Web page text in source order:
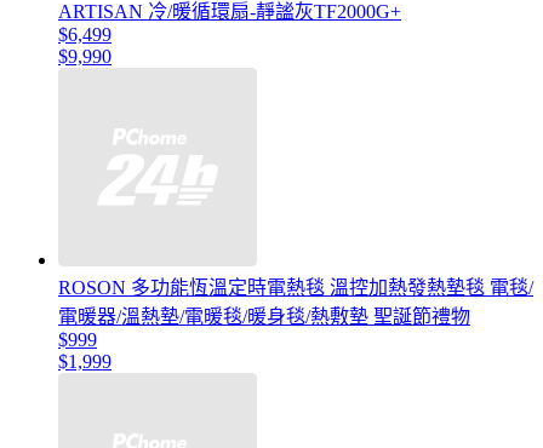
ARTISAN 冷/暖循環扇-靜謐灰TF2000G+
$6,499
$9,990
ROSON 多功能恆溫定時電熱毯 溫控加熱發熱墊毯 電毯/
電暖器/溫熱墊/電暖毯/暖身毯/熱敷墊 聖誕節禮物
$999
$1,999